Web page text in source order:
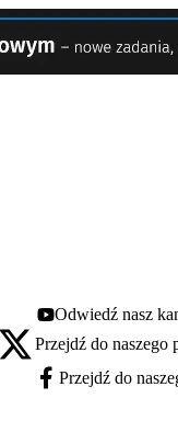
Youtube - otwiera się w
Odwiedź nasz
X - otwiera się w nowej karcie
Przejdź do
Facebook - otwiera się w
Przejdź do